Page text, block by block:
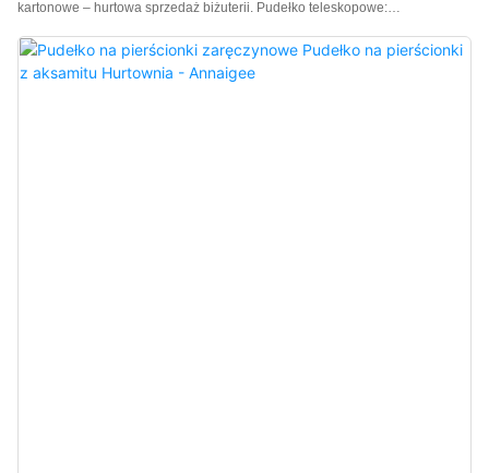
kartonowe – hurtowa sprzedaż biżuterii. Pudełko teleskopowe:
dzięki sposobowi otwierania, dzięki czemu doskonale nadają się na prezent.
Pudełko dwuczęściowe jest estetyczne i niedrogie, co stanowi jego